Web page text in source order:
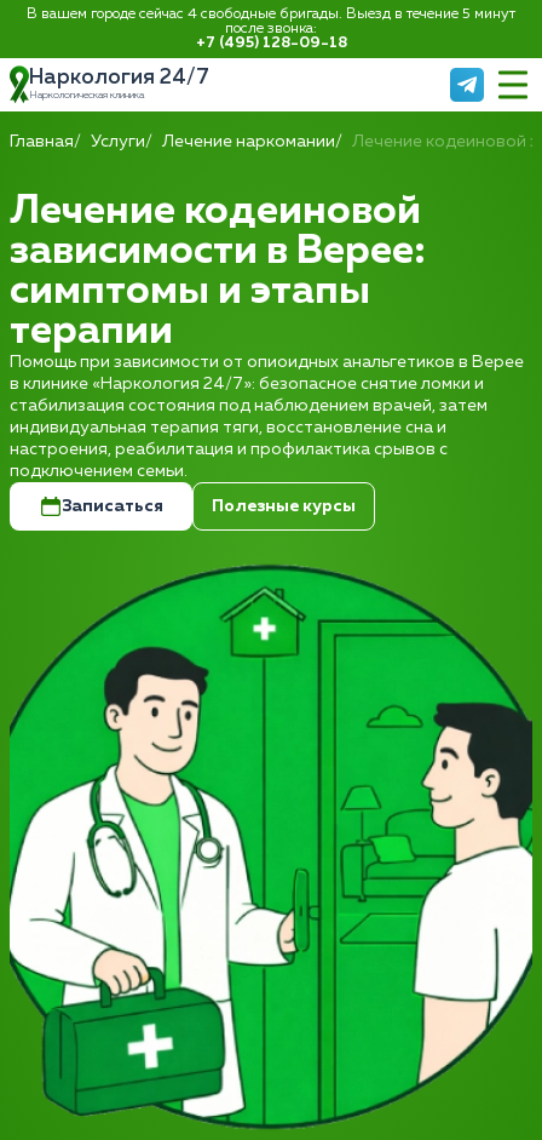
В вашем городе сейчас 4 свободные бригады. Выезд в течение 5 минут
после звонка:
+7 (495) 128-09-18
Наркология 24/7
Наркологическая клиника
Главная Услуги Лечение наркомании Лечение кодеиновой
Лечение кодеиновой
зависимости в Верее:
симптомы и этапы
терапии
Помощь при зависимости от опиоидных анальгетиков в Верее
в клинике «Наркология 24/7»: безопасное снятие ломки и
стабилизация состояния под наблюдением врачей, затем
индивидуальная терапия тяги, восстановление сна и
настроения, реабилитация и профилактика срывов с
подключением семьи.
Записаться Полезные курсы